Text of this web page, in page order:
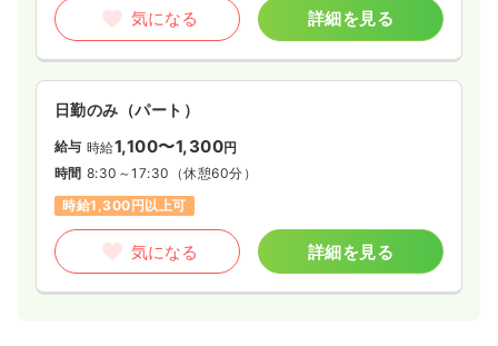
気になる 詳細を見る
日勤のみ（パート）
給与 時給1,100〜1,300円
時間 8:30～17:30 （休憩60分）
時給1,300円以上可
気になる 詳細を見る